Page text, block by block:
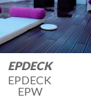
EPDECK
EPDECK
EPW